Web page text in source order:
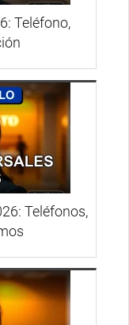
Teléfono,
Teléfonos,